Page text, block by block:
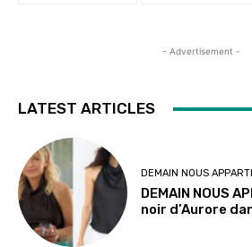
- Advertisement -
LATEST ARTICLES
DEMAIN NOUS
DEMAIN NOUS
noir d’Aurore